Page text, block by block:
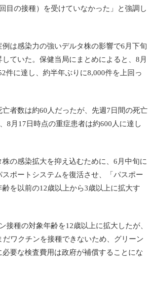
目の接種）を受けていなかった」と強調し
は感染力の強いデルタ株の影響で6月下旬
ていた。保健当局にまとめによると、8月
件に達し、約半年ぶりに8,000件を上回っ
亡者数は約60人だったが、先週7日間の死亡
8月17日時点の重症患者は約600人に達し
の感染拡大を抑え込むために、6月中旬に
ポートシステムを復活させ、「パスポー
齢を以前の12歳以上から3歳以上に拡大す
接種の対象年齢を12歳以上に拡大したが、
だワクチンを接種できないため、グリーン
要な検査費用は政府が補償することにな